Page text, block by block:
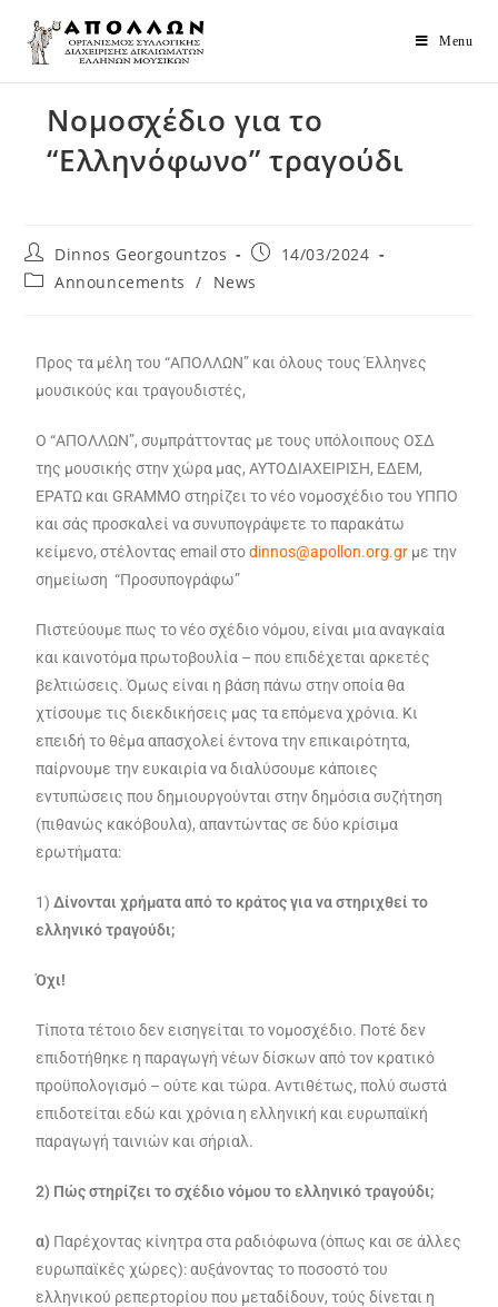
Menu
Νομοσχέδιο για το
“Ελληνόφωνο” τραγούδι
Dinnos Georgountzos
14/03/2024
Announcements
/ News
Προς τα μέλη του “ΑΠΟΛΛΩΝ” και όλους τους Έλληνες
μουσικούς και τραγουδιστές,
Ο “ΑΠΟΛΛΩΝ”, συμπράττοντας με τους υπόλοιπους ΟΣΔ
της μουσικής στην χώρα μας, ΑΥΤΟΔΙΑΧΕΙΡΙΣΗ, ΕΔΕΜ,
ΕΡΑΤΩ και GRAMMO στηρίζει το νέο νομοσχέδιο του ΥΠΠΟ
και σάς προσκαλεί να συνυπογράψετε το παρακάτω
κείμενο, στέλοντας email στοdinnos@apollon.org.gr με την
σημείωση “Προσυπογράφω”
Πιστεύουμε πως το νέο σχέδιο νόμου, είναι μια αναγκαία
και καινοτόμα πρωτοβουλία – που επιδέχεται αρκετές
βελτιώσεις. Όμως είναι η βάση πάνω στην οποία θα
χτίσουμε τις διεκδικήσεις μας τα επόμενα χρόνια. Κι
επειδή το θέμα απασχολεί έντονα την επικαιρότητα,
παίρνουμε την ευκαιρία να διαλύσουμε κάποιες
εντυπώσεις που δημιουργούνται στην δημόσια συζήτηση
(πιθανώς κακόβουλα), απαντώντας σε δύο κρίσιμα
ερωτήματα:
1)Δίνονται χρήματα από το κράτος για να στηριχθεί το
ελληνικό τραγούδι;
Όχι!
Τίποτα τέτοιο δεν εισηγείται το νομοσχέδιο. Ποτέ δεν
επιδοτήθηκε η παραγωγή νέων δίσκων από τον κρατικό
προϋπολογισμό – ούτε και τώρα. Αντιθέτως, πολύ σωστά
επιδοτείται εδώ και χρόνια η ελληνική και ευρωπαϊκή
παραγωγή ταινιών και σήριαλ.
2) Πώς στηρίζει το σχέδιο νόμου το ελληνικό τραγούδι;
α) Παρέχοντας κίνητρα στα ραδιόφωνα (όπως και σε άλλες
ευρωπαϊκές χώρες): αυξάνοντας το ποσοστό του
ελληνικού ρεπερτορίου που μεταδίδουν, τούς δίνεται η